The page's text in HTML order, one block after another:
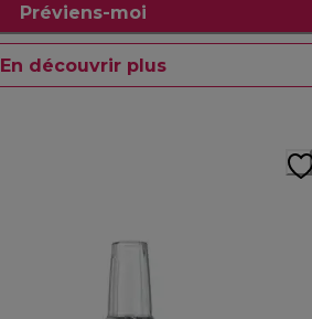
Préviens-moi
En découvrir plus